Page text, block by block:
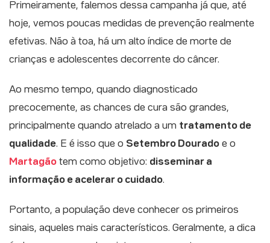
Primeiramente, falemos dessa campanha já que, até
hoje, vemos poucas medidas de prevenção realmente
efetivas. Não à toa, há um alto índice de morte de
crianças e adolescentes decorrente do câncer.
Ao mesmo tempo, quando diagnosticado
precocemente, as chances de cura são grandes,
principalmente quando atrelado a um tratamento de
qualidade. E é isso que o Setembro Dourado e o
Martagão tem como objetivo: disseminar a
informação e acelerar o cuidado.
Portanto, a população deve conhecer os primeiros
sinais, aqueles mais característicos. Geralmente, a dica